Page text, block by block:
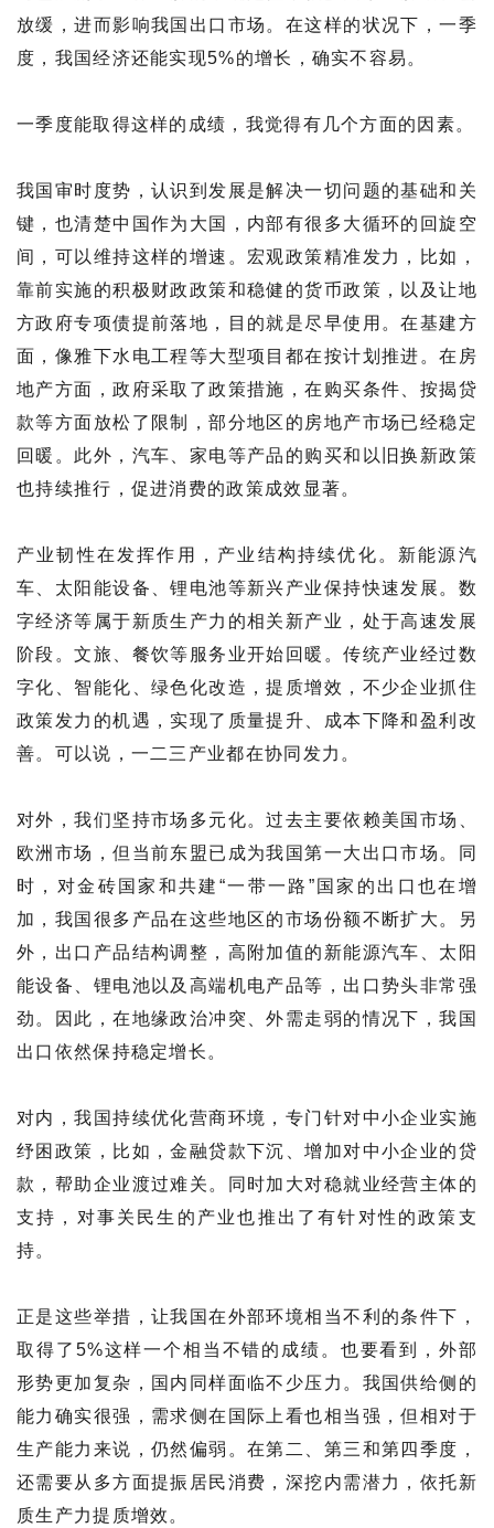
放缓，进而影响我国出口市场。在这样的状况下，一季
度，我国经济还能实现5%的增长，确实不容易。
一季度能取得这样的成绩，我觉得有几个方面的因素。
我国审时度势，认识到发展是解决一切问题的基础和关
键，也清楚中国作为大国，内部有很多大循环的回旋空
间，可以维持这样的增速。宏观政策精准发力，比如，
靠前实施的积极财政政策和稳健的货币政策，以及让地
方政府专项债提前落地，目的就是尽早使用。在基建方
面，像雅下水电工程等大型项目都在按计划推进。在房
地产方面，政府采取了政策措施，在购买条件、按揭贷
款等方面放松了限制，部分地区的房地产市场已经稳定
回暖。此外，汽车、家电等产品的购买和以旧换新政策
也持续推行，促进消费的政策成效显著。
产业韧性在发挥作用，产业结构持续优化。新能源汽
车、太阳能设备、锂电池等新兴产业保持快速发展。数
字经济等属于新质生产力的相关新产业，处于高速发展
阶段。文旅、餐饮等服务业开始回暖。传统产业经过数
字化、智能化、绿色化改造，提质增效，不少企业抓住
政策发力的机遇，实现了质量提升、成本下降和盈利改
善。可以说，一二三产业都在协同发力。
对外，我们坚持市场多元化。过去主要依赖美国市场、
欧洲市场，但当前东盟已成为我国第一大出口市场。同
时，对金砖国家和共建“一带一路”国家的出口也在增
加，我国很多产品在这些地区的市场份额不断扩大。另
外，出口产品结构调整，高附加值的新能源汽车、太阳
能设备、锂电池以及高端机电产品等，出口势头非常强
劲。因此，在地缘政治冲突、外需走弱的情况下，我国
出口依然保持稳定增长。
对内，我国持续优化营商环境，专门针对中小企业实施
纾困政策，比如，金融贷款下沉、增加对中小企业的贷
款，帮助企业渡过难关。同时加大对稳就业经营主体的
支持，对事关民生的产业也推出了有针对性的政策支
持。
正是这些举措，让我国在外部环境相当不利的条件下，
取得了5%这样一个相当不错的成绩。也要看到，外部
形势更加复杂，国内同样面临不少压力。我国供给侧的
能力确实很强，需求侧在国际上看也相当强，但相对于
生产能力来说，仍然偏弱。在第二、第三和第四季度，
还需要从多方面提振居民消费，深挖内需潜力，依托新
质生产力提质增效。